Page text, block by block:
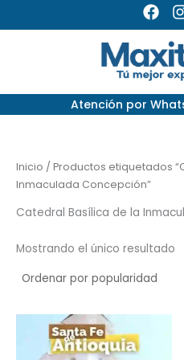
F
a
c
e
b
o
o
I
Atención por
Inicio / Productos etiquetados
Inmaculada Concepción”
Catedral Basílica de la
Mostrando el único resultado